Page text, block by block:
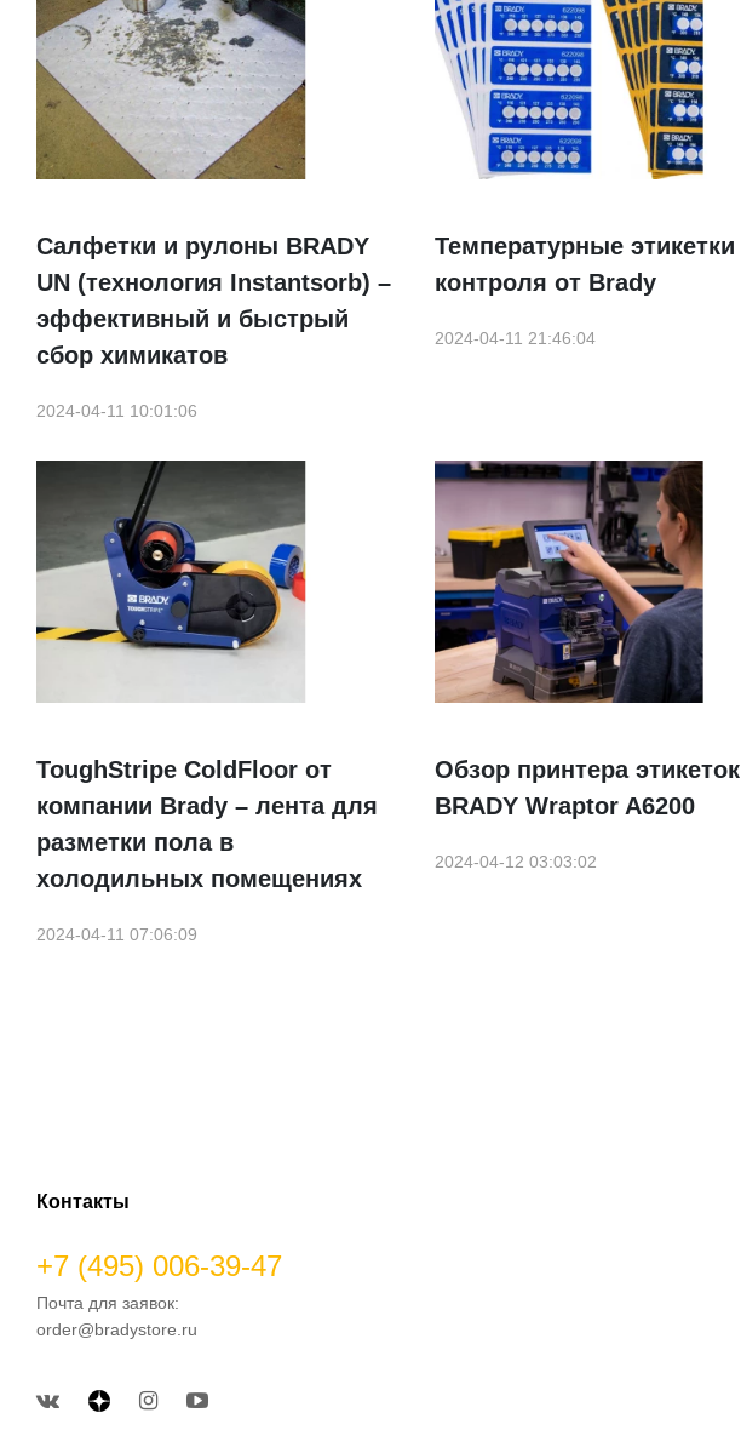
Салфетки и рулоны BRADY
UN (технология Instantsorb) –
эффективный и быстрый
сбор химикатов
2024-04-11 10:01:06
Температурные этикетки
контроля от Brady
2024-04-11 21:46:04
ToughStripe ColdFloor от
компании Brady – лента для
разметки пола в
холодильных помещениях
2024-04-11 07:06:09
Обзор принтера этикеток
BRADY Wraptor A6200
2024-04-12 03:03:02
Контакты
+7 (495) 006-39-47
Почта для заявок:
order@bradystore.ru